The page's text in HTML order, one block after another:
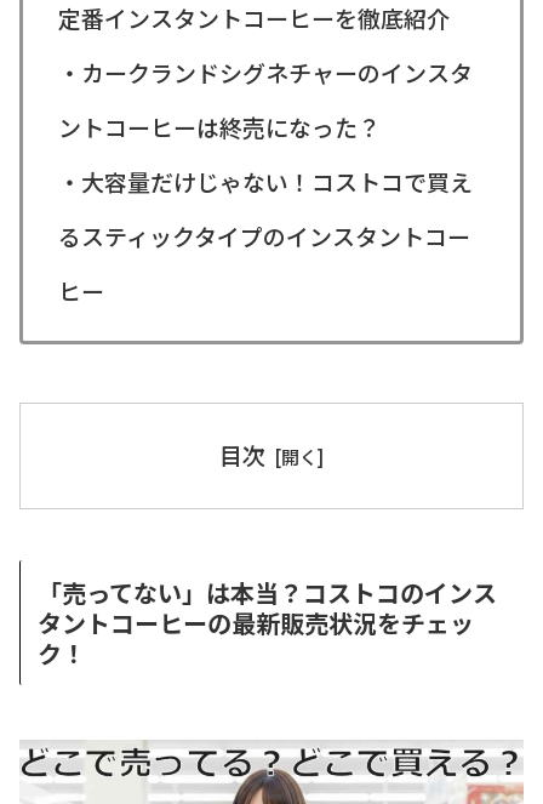
定番インスタントコーヒーを徹底紹介
・カークランドシグネチャーのインスタ
ントコーヒーは終売になった？
・大容量だけじゃない！コストコで買え
るスティックタイプのインスタントコー
ヒー
目次
「売ってない」は本当？コストコのインス
タントコーヒーの最新販売状況をチェッ
ク！